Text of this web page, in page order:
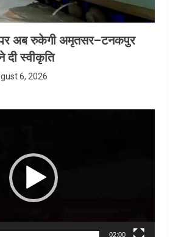
अब रुकेगी अमृतसर–टनकपुर
दी स्वीकृति
6, 2026
02:00